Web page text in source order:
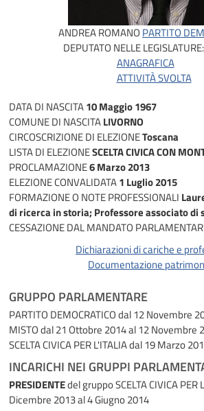
ANDREA ROMANO PARTITO
DEPUTATO NELLE LEGISLATURE:
ANAGRAFICA
ATTIVITÀ SVOLTA
DATA DI NASCITA10 Maggio 1967
COMUNE DI NASCITALIVORNO
CIRCOSCRIZIONE DI ELEZIONEToscana
LISTA DI ELEZIONESCELTA CIVICA CON
PROCLAMAZIONE6 Marzo 2013
ELEZIONE CONVALIDATA1 Luglio 2015
FORMAZIONE O NOTE PROFESSIONALI
di ricerca in storia; Professore associato di
CESSAZIONE DAL MANDATO
Dichiarazioni di cariche e
Documentazione
GRUPPO PARLAMENTARE
PARTITO DEMOCRATICOdal 12 Novembre
MISTOdal 21 Ottobre 2014 al 12 Novembre
SCELTA CIVICA PER L'ITALIAdal 19 Marzo
INCARICHI NEI GRUPPI
PRESIDENTEdel gruppo SCELTA CIVICA PER
Dicembre 2013 al 4 Giugno 2014